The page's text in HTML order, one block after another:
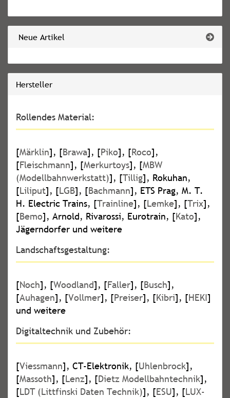
Neue Artikel
Hersteller
Rollendes Material:
[Märklin], [Brawa], [Piko], [Roco],
[Fleischmann], [Merkurtoys], [MBW
(Modellbahnwerkstatt)], [Tillig], Rokuhan,
[Liliput], [LGB], [Bachmann], ETS Prag, M. T.
H. Electric Trains, [Trainline], [Lemke], [Trix],
[Bemo], Arnold, Rivarossi, Eurotrain, [Kato],
Jägerndorfer und weitere
Landschaftsgestaltung:
[Noch], [Woodland], [Faller], [Busch],
[Auhagen], [Vollmer], [Preiser], [Kibri], [HEKI]
und weitere
Digitaltechnik und Zubehör:
[Viessmann], CT-Elektronik, [Uhlenbrock],
[Massoth], [Lenz], [Dietz Modellbahntechnik],
[LDT (Littfinski Daten Technik)], [ESU], [LUX-